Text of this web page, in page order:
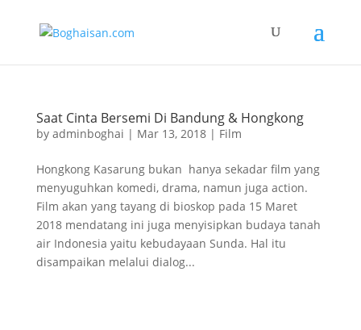
Saat Cinta Bersemi Di Bandung & Hongkong
by adminboghai | Mar 13, 2018| Film
Hongkong Kasarung bukan hanya sekadar film yang
menyuguhkan komedi, drama, namun juga action.
Film akan yang tayang di bioskop pada 15 Maret
2018 mendatang ini juga menyisipkan budaya tanah
air Indonesia yaitu kebudayaan Sunda. Hal itu
disampaikan melalui dialog...